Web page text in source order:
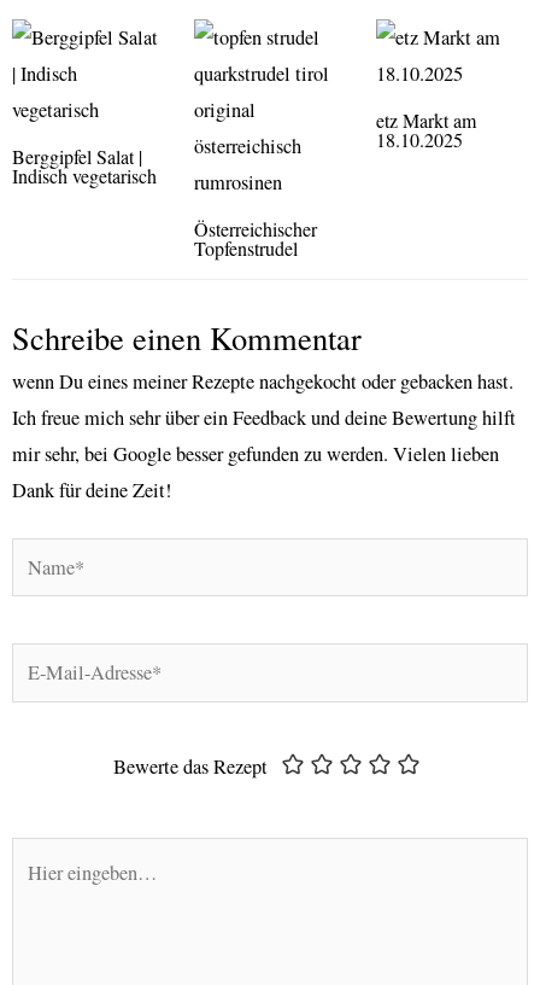
Berggipfel Salat |
Indisch vegetarisch
Österreichischer
Topfenstrudel
etz Markt am
18.10.2025
Schreibe einen Kommentar
wenn Du eines meiner Rezepte nachgekocht oder gebacken hast.
Ich freue mich sehr über ein Feedback und deine Bewertung hilft
mir sehr, bei Google besser gefunden zu werden. Vielen lieben
Dank für deine Zeit!
Name*
E-
Mail-
Bewerte das Rezept
eingeben…